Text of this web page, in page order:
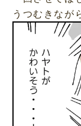
うつむきなが